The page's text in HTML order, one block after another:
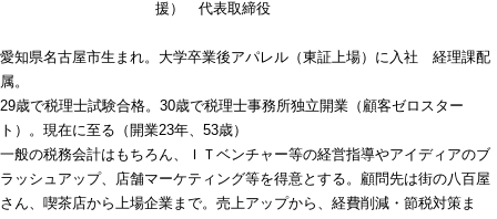
援） 代表取締役
愛知県名古屋市生まれ。大学卒業後アパレル（東証上場）に入社 経理課配
属。
29歳で税理士試験合格。30歳で税理士事務所独立開業（顧客ゼロスター
ト）。現在に至る（開業23年、53歳）
一般の税務会計はもちろん、ＩＴベンチャー等の経営指導やアイディアのブ
ラッシュアップ、店舗マーケティング等を得意とする。顧問先は街の八百屋
さん、喫茶店から上場企業まで。売上アップから、経費削減・節税対策ま